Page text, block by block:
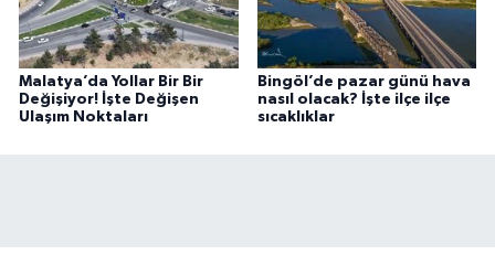
Malatya’da Yollar Bir Bir
Değişiyor! İşte Değişen
Ulaşım Noktaları
Bingöl’de pazar günü hava
nasıl olacak? İşte ilçe ilçe
sıcaklıklar